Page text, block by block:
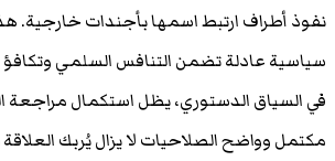
نفوذ أطراف ارتبط اسمها بأجندات خارجية.
سياسية عادلة تضمن التنافس السلمي
في السياق الدستوري، يظل استكمال مراجعة
مكتمل وواضح الصلاحيات لا يزال يُربك